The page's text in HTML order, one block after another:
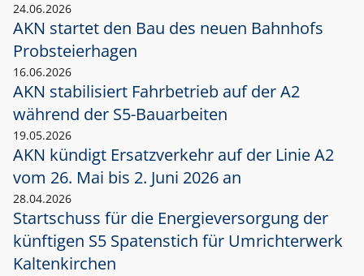
24.06.2026
AKN startet den Bau des neuen Bahnhofs
Probsteierhagen
16.06.2026
AKN stabilisiert Fahrbetrieb auf der A2
während der S5-Bauarbeiten
19.05.2026
AKN kündigt Ersatzverkehr auf der Linie A2
vom 26. Mai bis 2. Juni 2026 an
28.04.2026
Startschuss für die Energieversorgung der
künftigen S5 Spatenstich für Umrichterwerk
Kaltenkirchen